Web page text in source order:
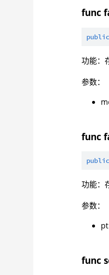
func
public
功能：
参数：
func
public
功能：
参数：
func